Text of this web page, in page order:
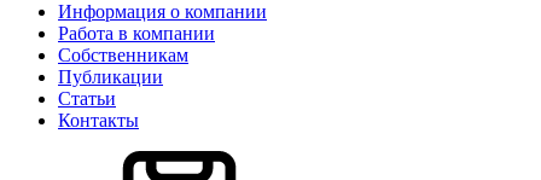
Информация о компании
Работа в компании
Собственникам
Публикации
Статьи
Контакты